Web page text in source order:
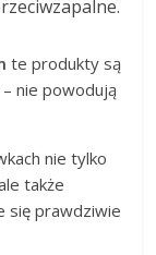
te produkty są
nie powodują
nie tylko
także
się prawdziwie